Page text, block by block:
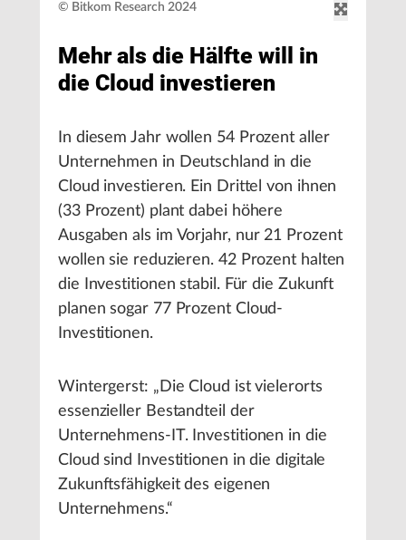
© Bitkom Research 2024
Mehr als die Hälfte will in
die Cloud investieren
In diesem Jahr wollen 54 Prozent aller
Unternehmen in Deutschland in die
Cloud investieren. Ein Drittel von ihnen
(33 Prozent) plant dabei höhere
Ausgaben als im Vorjahr, nur 21 Prozent
wollen sie reduzieren. 42 Prozent halten
die Investitionen stabil. Für die Zukunft
planen sogar 77 Prozent Cloud-
Investitionen.
Wintergerst: „Die Cloud ist vielerorts
essenzieller Bestandteil der
Unternehmens-IT. Investitionen in die
Cloud sind Investitionen in die digitale
Zukunftsfähigkeit des eigenen
Unternehmens.“